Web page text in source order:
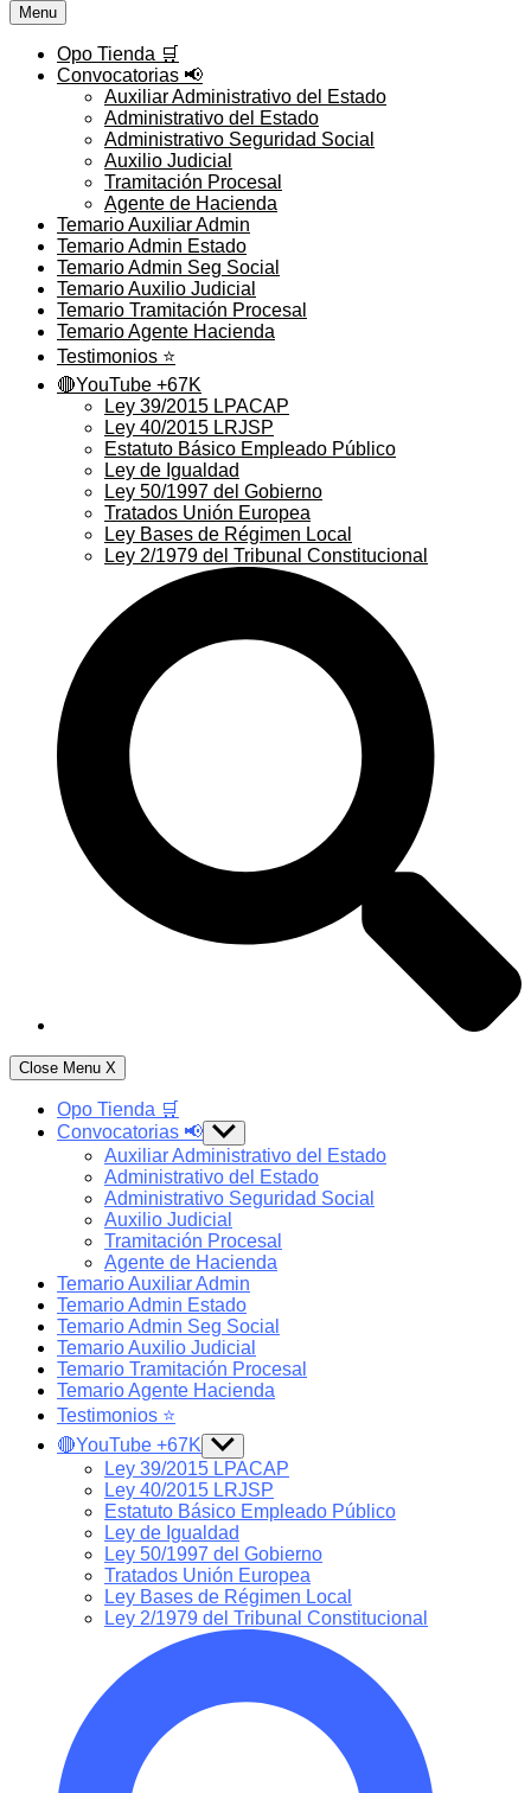
Menu
Opo Tienda 🛒
Convocatorias 📢
Auxiliar Administrativo del Estado
Administrativo del Estado
Administrativo Seguridad Social
Auxilio Judicial
Tramitación Procesal
Agente de Hacienda
Temario Auxiliar Admin
Temario Admin Estado
Temario Admin Seg Social
Temario Auxilio Judicial
Temario Tramitación Procesal
Temario Agente Hacienda
Testimonios ⭐️
🔴YouTube +67K
Ley 39/2015 LPACAP
Ley 40/2015 LRJSP
Estatuto Básico Empleado Público
Ley de Igualdad
Ley 50/1997 del Gobierno
Tratados Unión Europea
Ley Bases de Régimen Local
Ley 2/1979 del Tribunal Constitucional
Close Menu X
Opo Tienda 🛒
Convocatorias 📢 Show
sub
menu
Auxiliar Administrativo del Estado
Administrativo del Estado
Administrativo Seguridad Social
Auxilio Judicial
Tramitación Procesal
Agente de Hacienda
Temario Auxiliar Admin
Temario Admin Estado
Temario Admin Seg Social
Temario Auxilio Judicial
Temario Tramitación Procesal
Temario Agente Hacienda
Testimonios ⭐️
🔴YouTube +67K Show
sub
menu
Ley 39/2015 LPACAP
Ley 40/2015 LRJSP
Estatuto Básico Empleado Público
Ley de Igualdad
Ley 50/1997 del Gobierno
Tratados Unión Europea
Ley Bases de Régimen Local
Ley 2/1979 del Tribunal Constitucional